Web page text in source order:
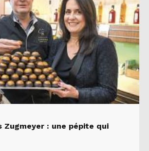
Zugmeyer : une pépite qui